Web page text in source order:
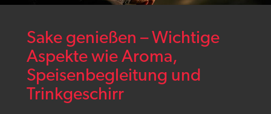
Sake genießen – Wichtige
Aspekte wie Aroma,
Speisenbegleitung und
Trinkgeschirr